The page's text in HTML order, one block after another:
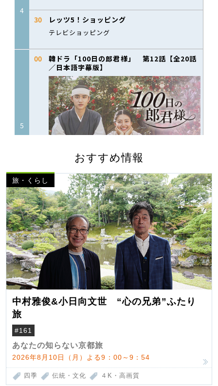
おすすめ情報
旅・くらし
中村雅俊&小日向文世 “心の兄弟”ふたり
旅
#161
あなたの知らない京都旅
2026年8月10日（月）よる9：00～9：54
四季 伝統・文化 ４K・高画質